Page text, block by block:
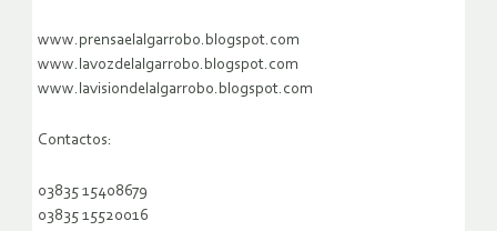
www.prensaelalgarrobo.blogspot.com
www.lavozdelalgarrobo.blogspot.com
www.lavisiondelalgarrobo.blogspot.com
Contactos:
03835 15408679
03835 15520016